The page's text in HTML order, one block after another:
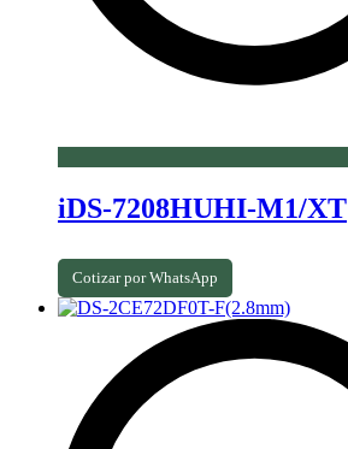
iDS-7208HUHI-M1/XT
Cotizar por WhatsApp